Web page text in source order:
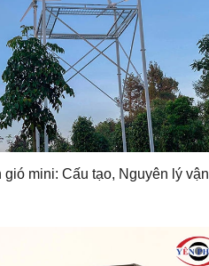
gió mini: Cấu tạo, Nguyên lý vận